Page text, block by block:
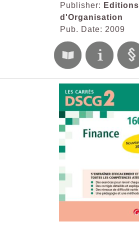
Publisher: Editions
d'Organisation
Pub. Date: 2009